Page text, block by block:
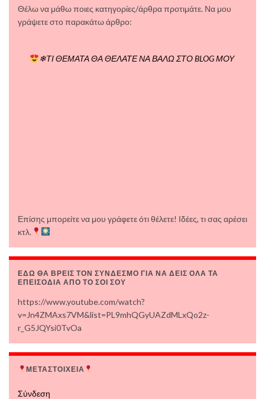
Θέλω να μάθω ποιες κατηγορίες/άρθρα προτιμάτε. Να μου
γράψετε στο παρακάτω άρθρο:
❄ΤΙ ΘΕΜΑΤΑ ΘΑ ΘΕΛΑΤΕ ΝΑ ΒΑΛΩ ΣΤΟ BLOG ΜΟΥ
Επίσης μπορείτε να μου γράφετε ότι θέλετε! Ιδέες, τι σας αρέσει
κτλ.
ΕΔΩ ΘΑ ΒΡΕΙΣ ΤΟΝ ΣΥΝΔΕΣΜΟ ΓΙΑ ΝΑ ΔΕΙΣ ΟΛΑ ΤΑ
ΕΠΕΙΣΟΔΙΑ ΑΠΟ ΤΟ ΣΟΙ ΣΟΥ
https://www.youtube.com/watch?
v=Jn4ZMAxs7VM&list=PL9mhQGyUAZdMLxQo2z-
r_G5JQYsi0TvOa
ΜΕΤΑΣΤΟΙΧΕΙΑ
Σύνδεση